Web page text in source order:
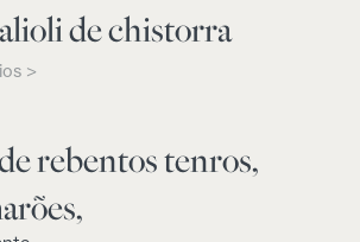
de chistorra
>
rebentos tenros,